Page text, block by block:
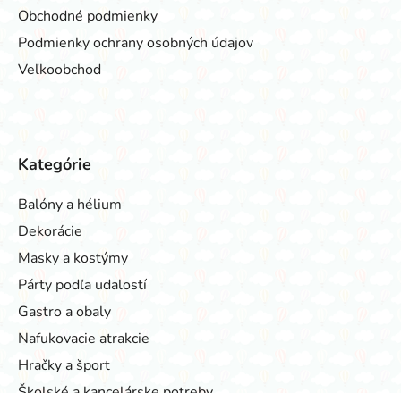
Obchodné podmienky
Podmienky ochrany osobných údajov
Veľkoobchod
Kategórie
Balóny a hélium
Dekorácie
Masky a kostýmy
Párty podľa udalostí
Gastro a obaly
Nafukovacie atrakcie
Hračky a šport